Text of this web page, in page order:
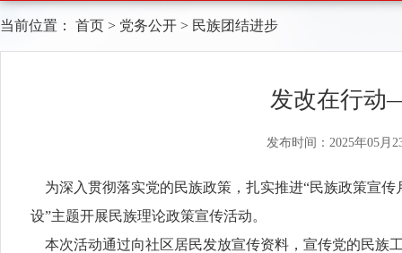
当前位置： 首页 > 党务公开 > 民族团结进步
发改在行动
发布时间：2025年05月
为深入贯彻落实党的民族政策，扎实推进“民族政策宣传
设”主题开展民族理论政策宣传活动。
本次活动通过向社区居民发放宣传资料，宣传党的民族